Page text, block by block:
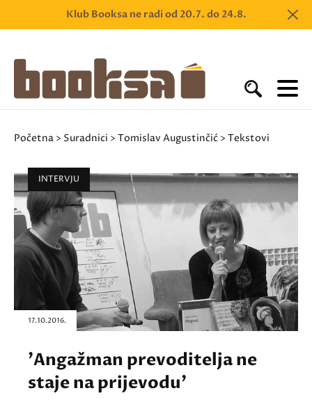
Klub Booksa ne radi od 20.7. do 24.8.
Početna > Suradnici > Tomislav Augustinčić > Tekstovi
INTERVJU
17.10.2016.
'Angažman prevoditelja ne
staje na prijevodu'